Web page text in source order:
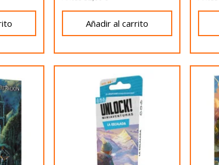
Añadir al carrito